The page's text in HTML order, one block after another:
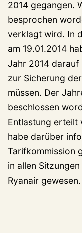
2014 gegangen.
besprochen
verklagt wird. In
am 19.01.2014
Jahr 2014 darauf
zur Sicherung
müssen. Der
beschlossen
Entlastung erteilt
habe darüber
Tarifkommission
in allen
Ryanair gewesen.